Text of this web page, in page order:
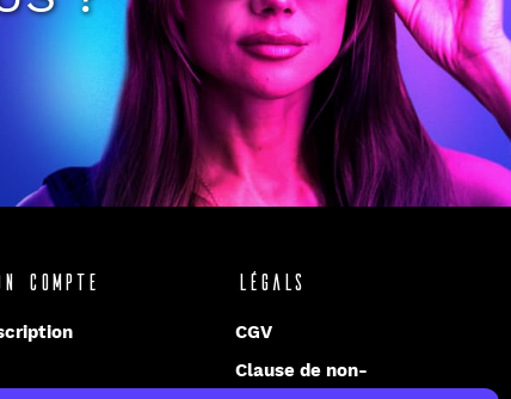
compte Légals
CGV
Clause de non-